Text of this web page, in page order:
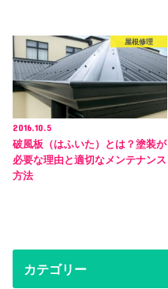
屋根修理
2016.10.5
破風板（はふいた）とは？塗装が
必要な理由と適切なメンテナンス
方法
カテゴリー